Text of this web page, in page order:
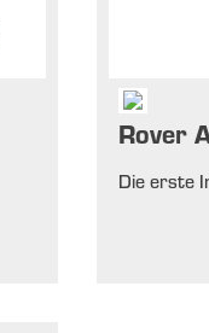
Rover
Die erste